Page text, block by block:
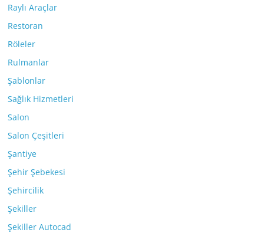
Raylı Araçlar
Restoran
Röleler
Rulmanlar
Şablonlar
Sağlık Hizmetleri
Salon
Salon Çeşitleri
Şantiye
Şehir Şebekesi
Şehircilik
Şekiller
Şekiller Autocad